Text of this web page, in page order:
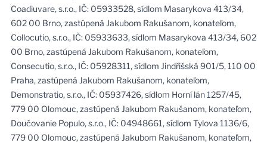
Coadiuvare, s.r.o., IČ: 05933528, sídlom Masarykova 413/34,
602 00 Brno, zastúpená Jakubom Rakušanom, konateľom,
Collocutio, s.r.o., IČ: 05933633, sídlom Masarykova 413/34, 602
00 Brno, zastúpená Jakubom Rakušanom, konateľom,
Consecutio, s.r.o., IČ: 05928311, sídlom Jindřišská 901/5, 110 00
Praha, zastúpená Jakubom Rakušanom, konateľom,
Demonstratio, s.r.o., IČ: 05937426, sídlom Horní lán 1257/45,
779 00 Olomouc, zastúpená Jakubom Rakušanom, konateľom,
Doučovanie Populo, s.r.o., IČ: 04948661, sídlom Tylova 1136/6,
779 00 Olomouc, zastúpená Jakubom Rakušanom, konateľom,